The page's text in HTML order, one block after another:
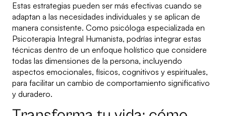
Estas estrategias pueden ser más efectivas cuando se
adaptan a las necesidades individuales y se aplican de
manera consistente. Como psicóloga especializada en
Psicoterapia Integral Humanista, podrías integrar estas
técnicas dentro de un enfoque holístico que considere
todas las dimensiones de la persona, incluyendo
aspectos emocionales, físicos, cognitivos y espirituales,
para facilitar un cambio de comportamiento significativo
y duradero.